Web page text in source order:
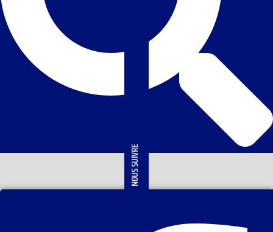
NOUS SUIVRE